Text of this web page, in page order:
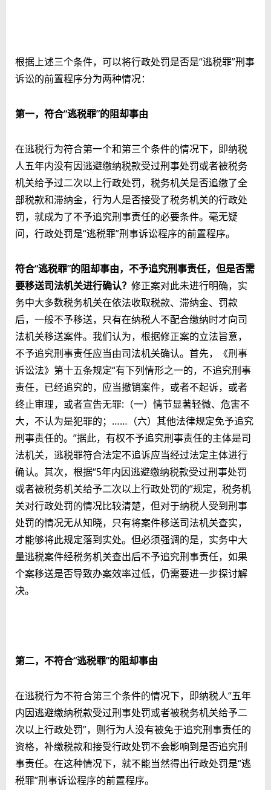
根据上述三个条件，可以将行政处罚是否是“逃税罪”刑事
诉讼的前置程序分为两种情况：
第一，符合“逃税罪”的阻却事由
在逃税行为符合第一个和第三个条件的情况下，即纳税
人五年内没有因逃避缴纳税款受过刑事处罚或者被税务
机关给予过二次以上行政处罚，税务机关是否追缴了全
部税款和滞纳金，行为人是否接受了税务机关的行政处
罚，就成为了不予追究刑事责任的必要条件。毫无疑
问，行政处罚是“逃税罪”刑事诉讼程序的前置程序。
符合“逃税罪”的阻却事由，不予追究刑事责任，但是否需
要移送司法机关进行确认？ 修正案对此未进行明确，实
务中大多数税务机关在依法收取税款、滞纳金、罚款
后，一般不予移送，只有在纳税人不配合缴纳时才向司
法机关移送案件。我们认为，根据修正案的立法旨意，
不予追究刑事责任应当由司法机关确认。首先，《刑事
诉讼法》第十五条规定“有下列情形之一的，不追究刑事
责任，已经追究的，应当撤销案件，或者不起诉，或者
终止审理，或者宣告无罪:（一）情节显著轻微、危害不
大，不认为是犯罪的；……（六）其他法律规定免予追究
刑事责任的。”据此，有权不予追究刑事责任的主体是司
法机关，逃税罪符合法定不追诉应当经过法定主体进行
确认。其次，根据“5年内因逃避缴纳税款受过刑事处罚
或者被税务机关给予二次以上行政处罚的”规定，税务机
关对行政处罚的情况比较清楚，但对于纳税人受到刑事
处罚的情况无从知晓，只有将案件移送司法机关查实，
才能够将此规定落到实处。但必须强调的是，实务中大
量逃税案件经税务机关查出后不予追究刑事责任，如果
个案移送是否导致办案效率过低，仍需要进一步探讨解
决。
第二，不符合“逃税罪”的阻却事由
在逃税行为不符合第三个条件的情况下，即纳税人“五年
内因逃避缴纳税款受过刑事处罚或者被税务机关给予二
次以上行政处罚”，则行为人没有被免于追究刑事责任的
资格，补缴税款和接受行政处罚不会影响到是否追究刑
事责任。在这种情况下，就不能当然得出行政处罚是“逃
税罪”刑事诉讼程序的前置程序。